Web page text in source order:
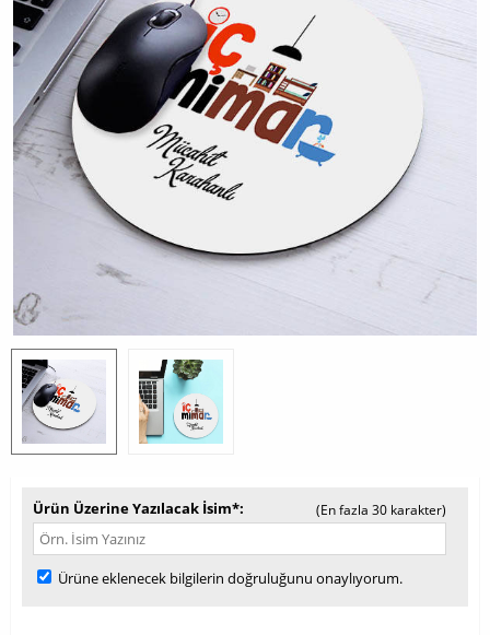
Ürün Üzerine Yazılacak İsim* (En fazla 30 karakter)
Ürüne eklenecek bilgilerin doğruluğunu onaylıyorum.